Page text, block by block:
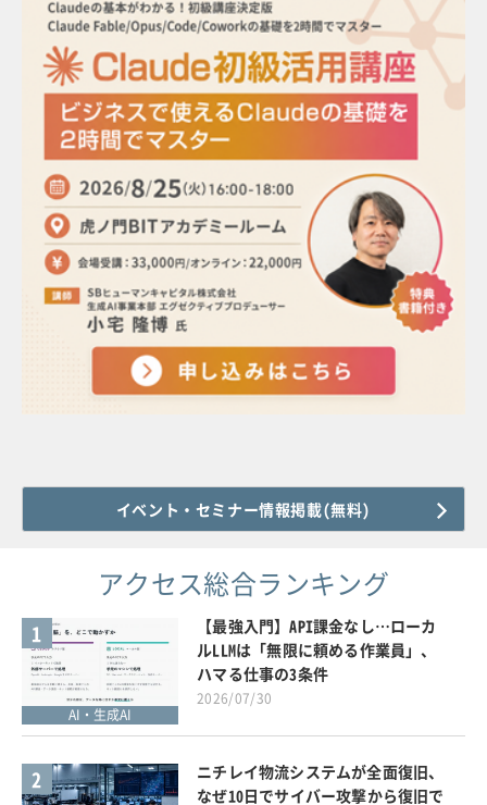
イベント・セミナー情報掲載(無料)
アクセス総合ランキング
1
AI・生成AI
【最強入門】API課金なし…ローカ
ルLLMは「無限に頼める作業員」、
ハマる仕事の3条件
2026/07/30
2
ニチレイ物流システムが全面復旧、
なぜ10日でサイバー攻撃から復旧で